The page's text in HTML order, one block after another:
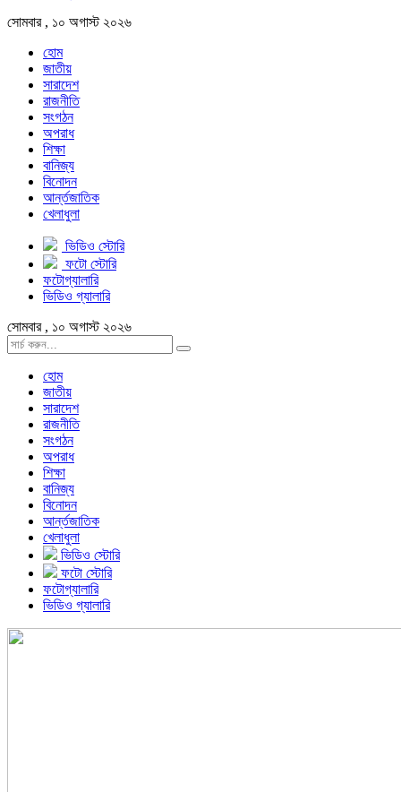
সোমবার , ১০ অগাস্ট ২০২৬
হোম
জাতীয়
সারাদেশ
রাজনীতি
সংগঠন
অপরাধ
শিক্ষা
বানিজ্য
বিনোদন
আর্ন্তজাতিক
খেলাধুলা
ভিডিও স্টোরি
ফটো স্টোরি
ফটোগ্যালারি
ভিডিও গ্যালারি
সোমবার , ১০ অগাস্ট ২০২৬
হোম
জাতীয়
সারাদেশ
রাজনীতি
সংগঠন
অপরাধ
শিক্ষা
বানিজ্য
বিনোদন
আর্ন্তজাতিক
খেলাধুলা
ভিডিও স্টোরি
ফটো স্টোরি
ফটোগ্যালারি
ভিডিও গ্যালারি